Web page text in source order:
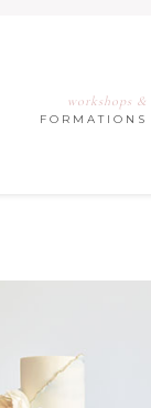
workshops &
FORMATIONS